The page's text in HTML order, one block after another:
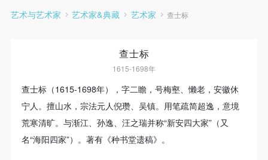
艺术与艺术家 艺术家&典藏 艺术家 查士标
查士标
1615-1698年
查士标（1615-1698年），字二瞻，号梅壑、懒老，安徽休
宁人。擅山水，宗法元人倪瓒、吴镇。用笔疏简超逸，意境
荒寒清旷。与渐江、孙逸、汪之瑞并称“新安四大家”（又
名“海阳四家”）。著有《种书堂遗稿》。
快捷登录 帐号密码登录